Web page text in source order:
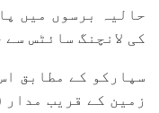
حالیہ برسوں میں
کی لانچنگ سائٹس سے
سپارکو کے مطابق
زمین کے قریب مدار